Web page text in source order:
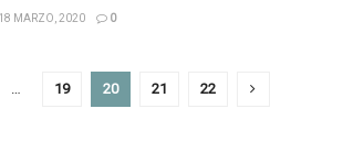
18 MARZO, 2020 0
… 19 20 21 22